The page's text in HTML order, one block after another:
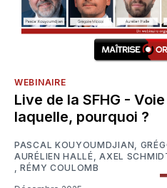
WEBINAIRE
Live de la SFHG -
laquelle, pourquoi ?
PASCAL KOUYOUMDJIAN,
AURÉLIEN HALLÉ,AXEL
,RÉMY COULOMB